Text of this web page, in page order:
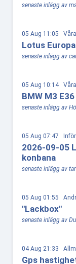
senaste inlägg av
05 Aug 11:05
Lotus
senaste inlägg av
05 Aug 10:14
BMW M3
senaste inlägg av
05 Aug 07:47
2026-09-05
konbana
senaste inlägg av
05 Aug 01:55
"Lackbox"
senaste inlägg av
04 Aug 21:33
Gps